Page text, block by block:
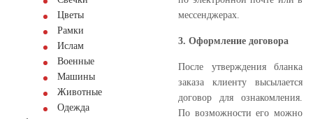
Цветы
Рамки
Ислам
Военные
Машины
Животные
Одежда
мессенджерах.
3. Оформление договора
После утверждения бланка
заказа клиенту высылается
договор для ознакомления.
По возможности его можно